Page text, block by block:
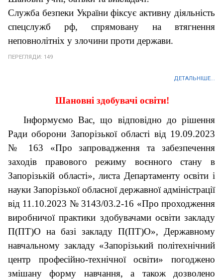
Служба безпеки України фіксує активну діяльність
спецслужб рф, спрямовану на втягнення
неповнолітніх у злочини проти держави.
ПЕРЕГЛЯДИ: 149
ДЕТАЛЬНІШЕ...
Шановні здобувачі освіти!
Інформуємо Вас, що відповідно до рішення
Ради оборони Запорізької області від 19.09.2023
№ 163 «Про запровадження та забезпечення
заходів правового режиму воєнного стану в
Запорізькій області», листа Департаменту освіти і
науки Запорізької обласної державної адміністрації
від 11.10.2023 № 3143/03.2-16 «Про проходження
виробничої практики здобувачами освіти закладу
П(ПТ)О на базі закладу П(ПТ)О», Державному
навчальному закладу «Запорізький політехнічний
центр професійно-технічної освіти» погоджено
змішану форму навчання, а також дозволено